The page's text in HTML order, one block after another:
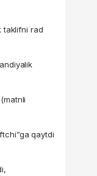
taklifni rad
qaytdi